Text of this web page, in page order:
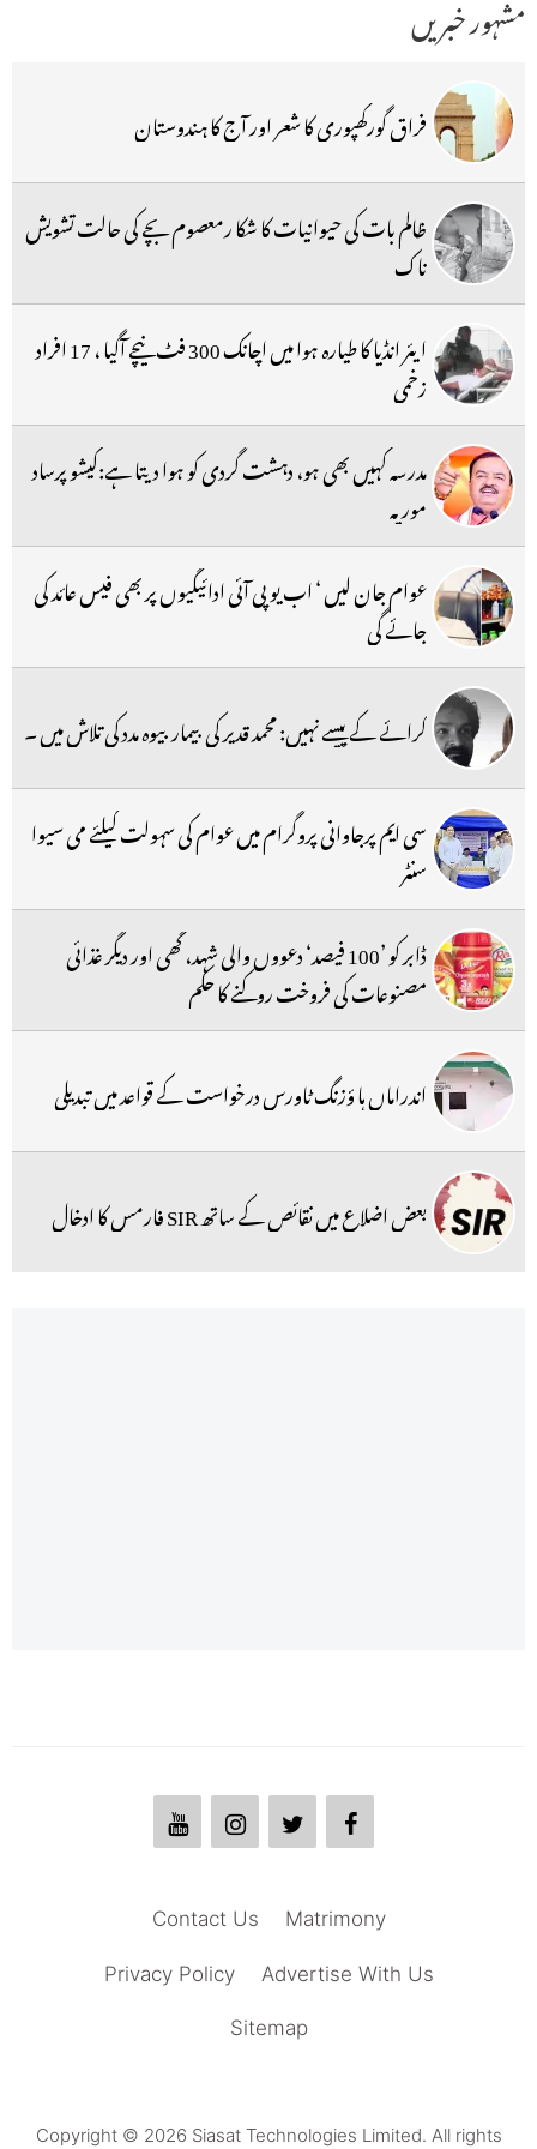
مشہور خبریں
فراق گورکھپوری کا شعر اور آج کا ہندوستان
ظالم بات کی حیوانیات کا شکا رمعصوم بچے کی حالت تشویش
ناک
ایئر انڈیا کا طیارہ ہوا میں اچانک 300 فٹ نیچے آگیا ، 17 افراد
زخمی
مدرسہ کہیں بھی ہو، دہشت گردی کو ہوا دیتا ہے:کیشو پرساد
موریہ
عوام جان لیں ‘ اب یو پی آئی ادائیگیوں پر بھی فیس عائد کی
جائے گی
کرائے کے پیسے نہیں: محمد قدیر کی بیمار بیوہ مدد کی تلاش میں ۔
سی ایم پرجاوانی پروگرام میں عوام کی سہولت کیلئے می سیوا
سنٹر
ڈابر کو ’100 فیصد‘ دعووں والی شہد، گھی اور دیگر غذائی
مصنوعات کی فروخت روکنے کا حکم
اندراماں ہا ؤزنگ ٹاورس درخواست کے قواعد میں تبدیلی
بعض اضلاع میں نقائص کے ساتھ SIR فارمس کا ادخال
Matrimony
Contact Us
Advertise With Us
Privacy Policy
Sitemap
Copyright © 2026 Siasat Technologies Limited. All rights